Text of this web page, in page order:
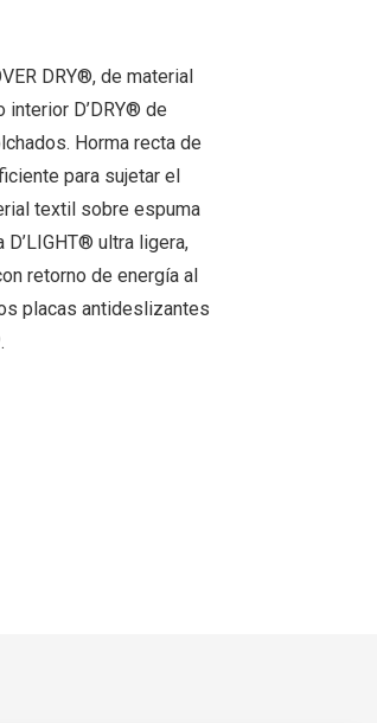
DRY®, de material
D’DRY® de
Horma recta de
para sujetar el
textil sobre espuma
ultra ligera,
retorno de energía al
placas antideslizantes